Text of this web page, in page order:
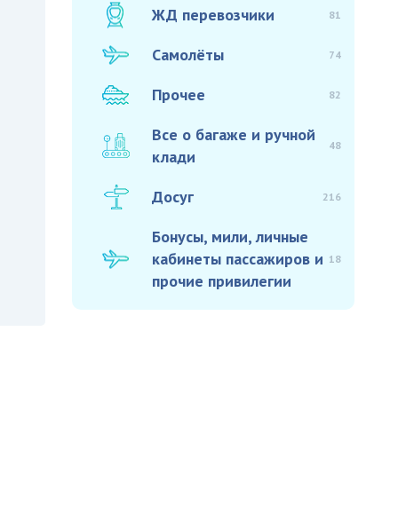
ЖД перевозчики 81
Самолёты 74
Прочее 82
Все о багаже и ручной
клади
48
Досуг 216
Бонусы, мили, личные
кабинеты пассажиров и
прочие привилегии
18